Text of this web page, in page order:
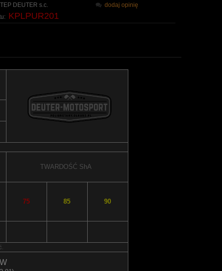
TEP DEUTER s.c.
KPLPUR201
dodaj opinię
TWARDOŚĆ ShA
75 85 90